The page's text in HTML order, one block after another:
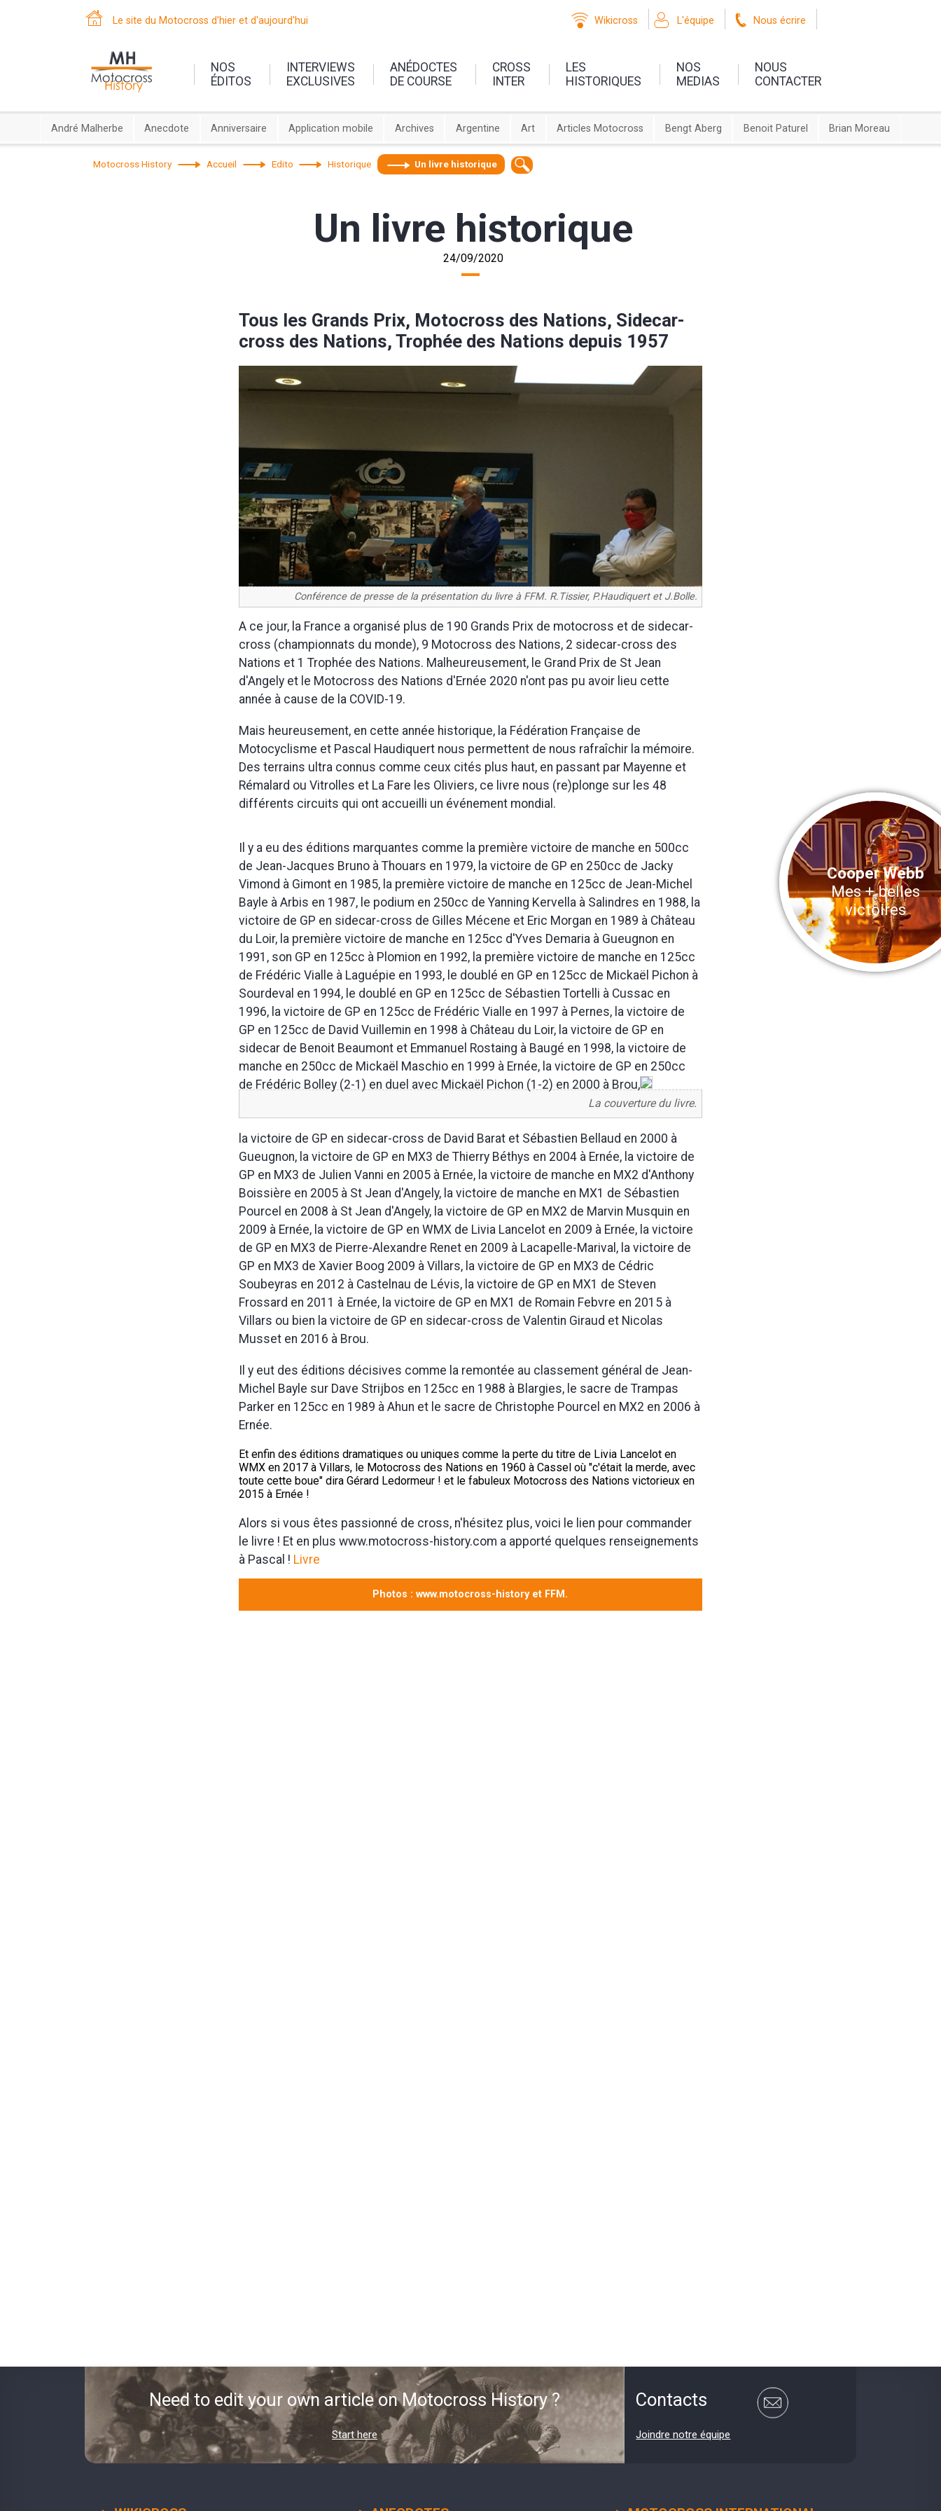
Le site du Motocross d'hier et d'aujourd'hui Wikicross L'équipe Nous écrire
NOS
ÉDITOS
INTERVIEWS
EXCLUSIVES
ANÉDOCTES
DE COURSE
CROSS
INTER
LES
HISTORIQUES
NOS
MEDIAS
NOUS
CONTACTER
Cooper Webb
Mes + belles
victoires
André Malherbe Anecdote Anniversaire Application mobile Archives Argentine Art Articles Motocross Bengt Aberg Benoit Paturel Brian Moreau
Motocross History Accueil Edito Historique Un livre historique
Un livre historique
24/09/2020
Tous les Grands Prix, Motocross des Nations, Sidecar-
cross des Nations, Trophée des Nations depuis 1957
Conférence de presse de la présentation du livre à FFM. R.Tissier, P.Haudiquert et J.Bolle.
A ce jour, la France a organisé plus de 190 Grands Prix de motocross et de sidecar-
cross (championnats du monde), 9 Motocross des Nations, 2 sidecar-cross des
Nations et 1 Trophée des Nations. Malheureusement, le Grand Prix de St Jean
d'Angely et le Motocross des Nations d'Ernée 2020 n'ont pas pu avoir lieu cette
année à cause de la COVID-19.
Mais heureusement, en cette année historique, la Fédération Française de
Motocyclisme et Pascal Haudiquert nous permettent de nous rafraîchir la mémoire.
Des terrains ultra connus comme ceux cités plus haut, en passant par Mayenne et
Rémalard ou Vitrolles et La Fare les Oliviers, ce livre nous (re)plonge sur les 48
différents circuits qui ont accueilli un événement mondial.
Il y a eu des éditions marquantes comme la première victoire de manche en 500cc
de Jean-Jacques Bruno à Thouars en 1979, la victoire de GP en 250cc de Jacky
Vimond à Gimont en 1985, la première victoire de manche en 125cc de Jean-Michel
Bayle à Arbis en 1987, le podium en 250cc de Yanning Kervella à Salindres en 1988, la
victoire de GP en sidecar-cross de Gilles Mécene et Eric Morgan en 1989 à Château
du Loir, la première victoire de manche en 125cc d'Yves Demaria à Gueugnon en
1991, son GP en 125cc à Plomion en 1992, la première victoire de manche en 125cc
de Frédéric Vialle à Laguépie en 1993, le doublé en GP en 125cc de Mickaël Pichon à
Sourdeval en 1994, le doublé en GP en 125cc de Sébastien Tortelli à Cussac en
1996, la victoire de GP en 125cc de Frédéric Vialle en 1997 à Pernes, la victoire de
GP en 125cc de David Vuillemin en 1998 à Château du Loir, la victoire de GP en
sidecar de Benoit Beaumont et Emmanuel Rostaing à Baugé en 1998, la victoire de
manche en 250cc de Mickaël Maschio en 1999 à Ernée, la victoire de GP en 250cc
de Frédéric Bolley (2-1) en duel avec Mickaël Pichon (1-2) en 2000 à Brou,
La couverture du livre.
la victoire de GP en sidecar-cross de David Barat et Sébastien Bellaud en 2000 à
Gueugnon, la victoire de GP en MX3 de Thierry Béthys en 2004 à Ernée, la victoire de
GP en MX3 de Julien Vanni en 2005 à Ernée, la victoire de manche en MX2 d'Anthony
Boissière en 2005 à St Jean d'Angely, la victoire de manche en MX1 de Sébastien
Pourcel en 2008 à St Jean d'Angely, la victoire de GP en MX2 de Marvin Musquin en
2009 à Ernée, la victoire de GP en WMX de Livia Lancelot en 2009 à Ernée, la victoire
de GP en MX3 de Pierre-Alexandre Renet en 2009 à Lacapelle-Marival, la victoire de
GP en MX3 de Xavier Boog 2009 à Villars, la victoire de GP en MX3 de Cédric
Soubeyras en 2012 à Castelnau de Lévis, la victoire de GP en MX1 de Steven
Frossard en 2011 à Ernée, la victoire de GP en MX1 de Romain Febvre en 2015 à
Villars ou bien la victoire de GP en sidecar-cross de Valentin Giraud et Nicolas
Musset en 2016 à Brou.
Il y eut des éditions décisives comme la remontée au classement général de Jean-
Michel Bayle sur Dave Strijbos en 125cc en 1988 à Blargies, le sacre de Trampas
Parker en 125cc en 1989 à Ahun et le sacre de Christophe Pourcel en MX2 en 2006 à
Ernée.
Et enfin des éditions dramatiques ou uniques comme la perte du titre de Livia Lancelot en
WMX en 2017 à Villars, le Motocross des Nations en 1960 à Cassel où "c'était la merde, avec
toute cette boue" dira Gérard Ledormeur ! et le fabuleux Motocross des Nations victorieux en
2015 à Ernée !
Alors si vous êtes passionné de cross, n'hésitez plus, voici le lien pour commander
le livre ! Et en plus www.motocross-history.com a apporté quelques renseignements
à Pascal ! Livre
Photos : www.motocross-history et FFM.
Need to edit your own article on Motocross History ?
Start here
Contacts
Joindre notre équipe